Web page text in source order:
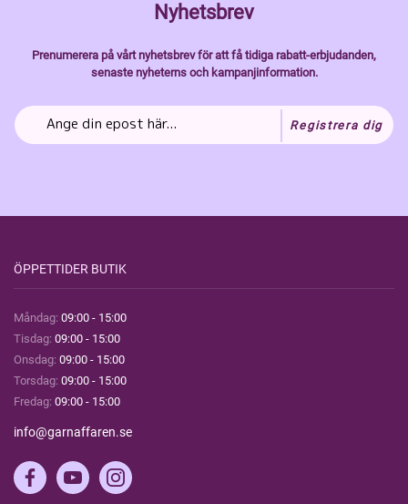
Nyhetsbrev
Prenumerera på vårt nyhetsbrev för att få tidiga rabatt-erbjudanden,
senaste nyheterns och kampanjinformation.
Registrera dig
ÖPPETTIDER BUTIK
Måndag: 09:00 - 15:00
Tisdag: 09:00 - 15:00
Onsdag: 09:00 - 15:00
Torsdag: 09:00 - 15:00
Fredag: 09:00 - 15:00
info@garnaffaren.se